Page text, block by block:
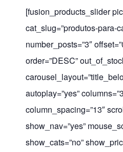
[fusion_products_slider
cat_slug=”produtos-para-
number_posts=”3″
order=”DESC”
autoplay=”yes”
column_spacing=”13″
show_nav=”yes”
show_cats=”no”